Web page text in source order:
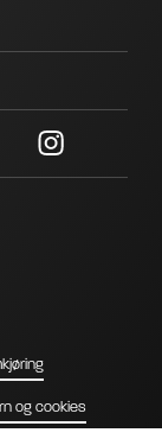
og cookies